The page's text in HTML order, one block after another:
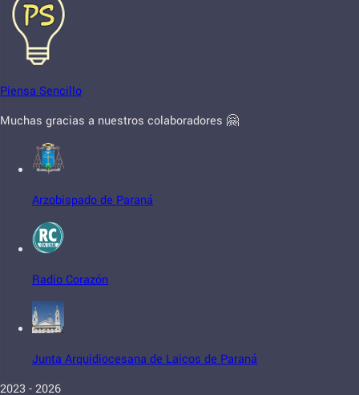
Piensa Sencillo
Muchas gracias a nuestros colaboradores 🤗
Arzobispado de Paraná
Radio Corazón
Junta Arquidiocesana de Laicos de Paraná
2023 - 2026